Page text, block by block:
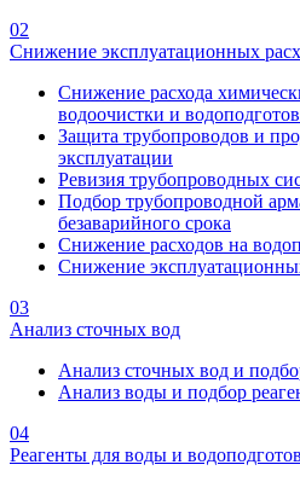
02
Снижение эксплуатационных
Снижение расхода
водоочистки и
Защита трубопроводов и
эксплуатации
Ревизия трубопроводных
Подбор трубопроводной
безаварийного срока
Снижение расходов на
Снижение
03
Анализ сточных вод
Анализ сточных вод и
Анализ воды и подбор
04
Реагенты для воды и